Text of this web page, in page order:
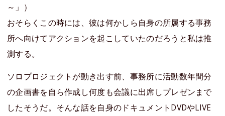
～」）
おそらくこの時には、彼は何かしら自身の所属する事務
所へ向けてアクションを起こしていたのだろうと私は推
測する。
ソロプロジェクトが動き出す前、事務所に活動数年間分
の企画書を自ら作成し何度も会議に出席しプレゼンまで
したそうだ。そんな話を自身のドキュメントDVDやLIVE